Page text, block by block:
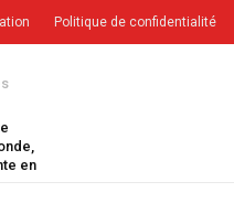
en
Politique de confidentialité